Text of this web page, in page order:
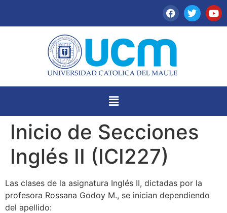
Inicio de Secciones
Inglés II (ICI227)
Las clases de la asignatura Inglés II, dictadas por la
profesora Rossana Godoy M., se inician dependiendo
del apellido: